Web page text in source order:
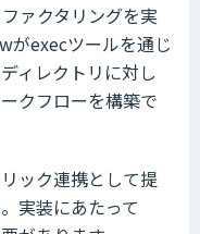
ァクタリングを実
がexecツールを通じ
ィレクトリに対し
クフローを構築で
ック連携として提
実装にあたって